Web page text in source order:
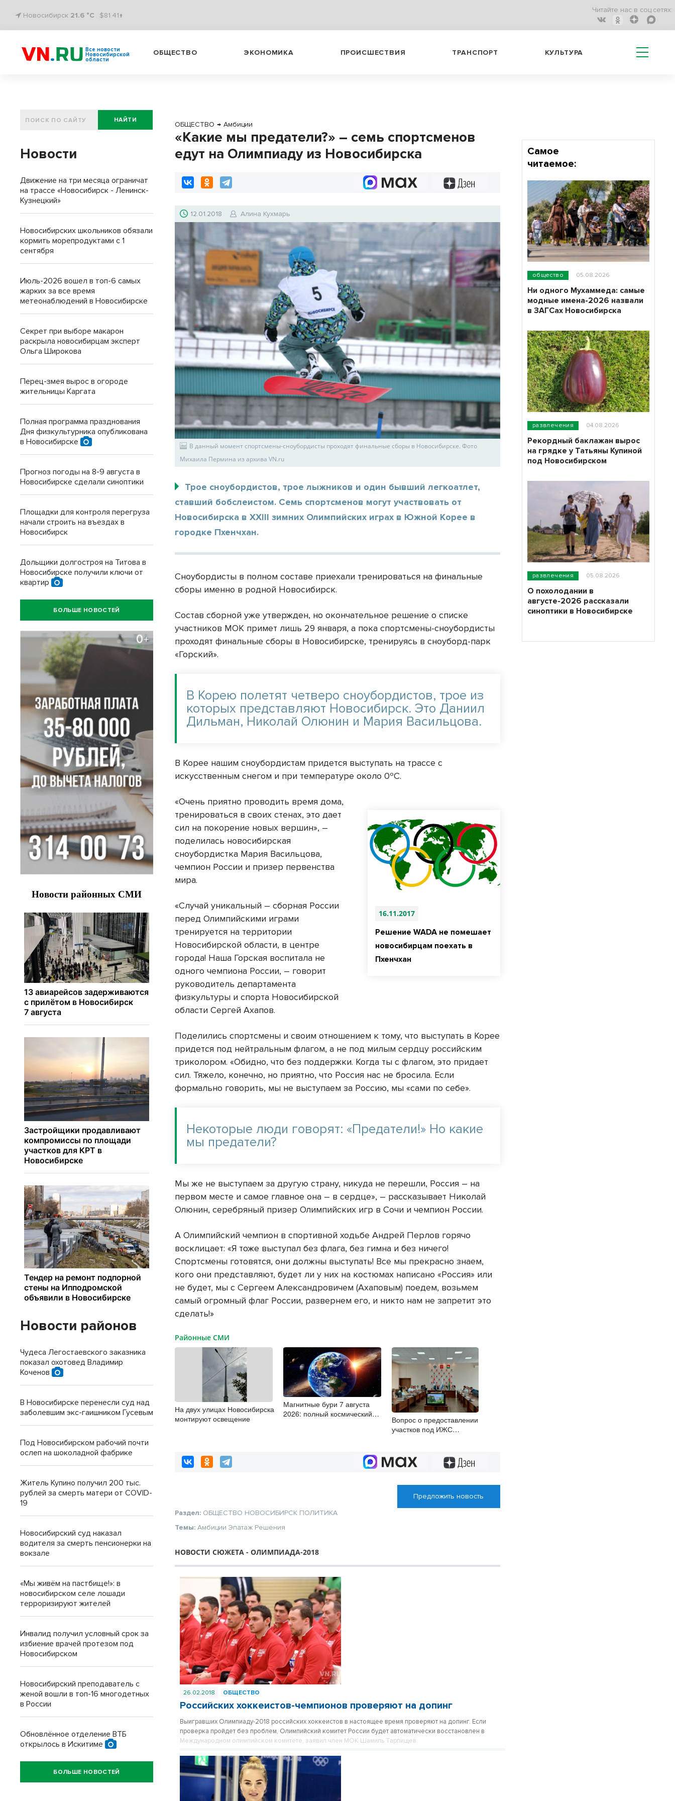
Новосибирск 21.6 °C $81.41↑
Читайте нас в соц.сетях:
Все новости
Новосибирской
области
ОБЩЕСТВО ЭКОНОМИКА ПРОИСШЕСТВИЯ ТРАНСПОРТ КУЛЬТУРА
ОБЩЕСТВО → Амбиции
«Какие мы предатели?» – семь спортсменов
едут на Олимпиаду из Новосибирска
12.01.2018 Алина Кухмарь
В данный момент спортсмены-сноубордисты проходят финальные сборы в Новосибирске. Фото
Михаила Пермина из архива VN.ru
Трое сноубордистов, трое лыжников и один бывший легкоатлет,
ставший бобслеистом. Семь спортсменов могут участвовать от
Новосибирска в XXIII зимних Олимпийских играх в Южной Корее в
городке Пхенчхан.
Сноубордисты в полном составе приехали тренироваться на финальные
сборы именно в родной Новосибирск.
Состав сборной уже утвержден, но окончательное решение о списке
участников МОК примет лишь 29 января, а пока спортсмены-сноубордисты
проходят финальные сборы в Новосибирске, тренируясь в сноуборд-парк
«Горский».
В Корею полетят четверо сноубордистов, трое из
которых представляют Новосибирск. Это Даниил
Дильман, Николай Олюнин и Мария Васильцова.
В Корее нашим сноубордистам придется выступать на трассе с
искусственным снегом и при температуре около 0ºС.
16.11.2017
Решение WADA не помешает
новосибирцам поехать в
Пхенчхан
«Очень приятно проводить время дома,
тренироваться в своих стенах, это дает
сил на покорение новых вершин», –
поделилась новосибирская
сноубордистка Мария Васильцова,
чемпион России и призер первенства
мира.
«Случай уникальный – сборная России
перед Олимпийскими играми
тренируется на территории
Новосибирской области, в центре
города! Наша Горская воспитала не
одного чемпиона России, – говорит
руководитель департамента
физкультуры и спорта Новосибирской
области Сергей Ахапов.
Поделились спортсмены и своим отношением к тому, что выступать в Корее
придется под нейтральным флагом, а не под милым сердцу российским
триколором. «Обидно, что без поддержки. Когда ты с флагом, это придает
сил. Тяжело, конечно, но приятно, что Россия нас не бросила. Если
формально говорить, мы не выступаем за Россию, мы «сами по себе».
Некоторые люди говорят: «Предатели!» Но какие
мы предатели?
Мы же не выступаем за другую страну, никуда не перешли, Россия – на
первом месте и самое главное она – в сердце», – рассказывает Николай
Олюнин, серебряный призер Олимпийских игр в Сочи и чемпион России.
А Олимпийский чемпион в спортивной ходьбе Андрей Перлов горячо
восклицает: «Я тоже выступал без флага, без гимна и без ничего!
Спортсмены готовятся, они должны выступать! Все мы прекрасно знаем,
кого они представляют, будет ли у них на костюмах написано «Россия» или
не будет, мы с Сергеем Александровичем (Ахаповым) поедем, возьмем
самый огромный флаг России, развернем его, и никто нам не запретит это
сделать!»
Районные СМИ
На двух улицах Новосибирска
монтируют освещение
Магнитные бури 7 августа
2026: полный космический
Вопрос о предоставлении
участков под ИЖС
Предложить новость
Раздел: ОБЩЕСТВО НОВОСИБИРСК ПОЛИТИКА
Темы:Амбиции Эпатаж Решения
НОВОСТИ СЮЖЕТА - ОЛИМПИАДА-2018
26.02.2018 ОБЩЕСТВО
Российских хоккеистов-чемпионов проверяют на допинг
Выигравших Олимпиаду-2018 российских хоккеистов в настоящее время проверяют на допинг. Если
проверка пройдет без проблем, Олимпийский комитет России будет автоматически восстановлен в
Международном олимпийском комитете, заявил член МОК Шамиль Тарпищев.
НАЙТИ
Новости
Движение на три месяца ограничат
на трассе «Новосибирск - Ленинск-
Кузнецкий»
Новосибирских школьников обязали
кормить морепродуктами с 1
сентября
Июль-2026 вошел в топ-6 самых
жарких за все время
метеонаблюдений в Новосибирске
Секрет при выборе макарон
раскрыла новосибирцам эксперт
Ольга Широкова
Перец-змея вырос в огороде
жительницы Каргата
Полная программа празднования
Дня физкультурника опубликована
в Новосибирске
Прогноз погоды на 8-9 августа в
Новосибирске сделали синоптики
Площадки для контроля перегруза
начали строить на въездах в
Новосибирск
Дольщики долгостроя на Титова в
Новосибирске получили ключи от
квартир
БОЛЬШЕ НОВОСТЕЙ
Новости районов
Чудеса Легостаевского заказника
показал охотовед Владимир
Коченов
В Новосибирске перенесли суд над
заболевшим экс-гаишником Гусевым
Под Новосибирском рабочий почти
ослеп на шоколадной фабрике
Житель Купино получил 200 тыс.
рублей за смерть матери от COVID-
19
Новосибирский суд наказал
водителя за смерть пенсионерки на
вокзале
«Мы живём на пастбище!»: в
новосибирском селе лошади
терроризируют жителей
Инвалид получил условный срок за
избиение врачей протезом под
Новосибирском
Новосибирский преподаватель с
женой вошли в топ-16 многодетных
в России
Обновлённое отделение ВТБ
открылось в Искитиме
БОЛЬШЕ НОВОСТЕЙ
Самое
читаемое:
общество 05.08.2026
Ни одного Мухаммеда: самые
модные имена-2026 назвали
в ЗАГСах Новосибирска
развлечения 04.08.2026
Рекордный баклажан вырос
на грядке у Татьяны Купиной
под Новосибирском
развлечения 05.08.2026
О похолодании в
августе-2026 рассказали
синоптики в Новосибирске